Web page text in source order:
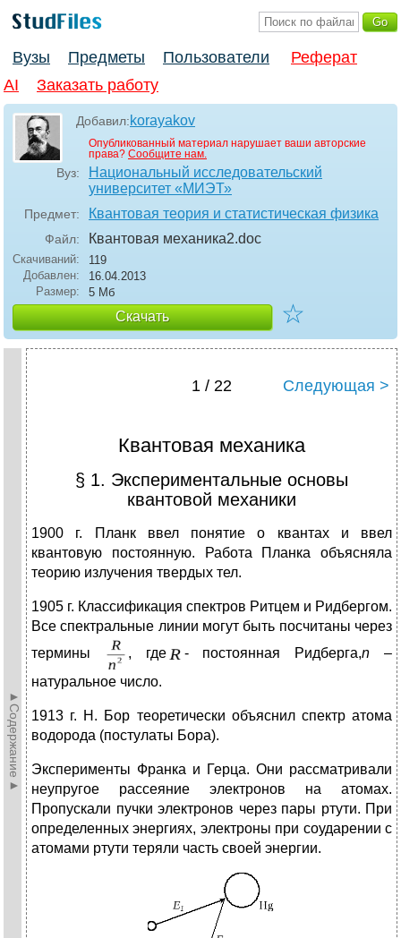
Вузы Предметы Пользователи
Реферат
AI
Заказать работу
Добавил:korayakov
Опубликованный материал нарушает ваши авторские
права? Сообщите нам.
Вуз:
Национальный исследовательский
университет «МИЭТ»
Предмет: Квантовая теория и статистическая физика
Файл: Квантовая механика2.doc
Скачиваний:
119
Добавлен:
16.04.2013
Размер:
5 Мб
Скачать ☆
►Содержание►
1 / 22 Следующая >
Квантовая механика
§ 1. Экспериментальные основы
квантовой механики
1900 г. Планк ввел понятие о квантах и ввел
квантовую постоянную. Работа Планка объясняла
теорию излучения твердых тел.
1905 г. Классификация спектров Ритцем и Ридбергом.
Все спектральные линии могут быть посчитаны через
термины
, где - постоянная Ридберга,n –
натуральное число.
1913 г. Н. Бор теоретически объяснил спектр атома
водорода (постулаты Бора).
Эксперименты Франка и Герца. Они рассматривали
неупругое рассеяние электронов на атомах.
Пропускали пучки электронов через пары ртути. При
определенных энергиях, электроны при соударении с
атомами ртути теряли часть своей энергии.